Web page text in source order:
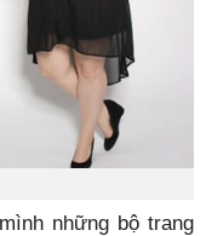
những bộ trang